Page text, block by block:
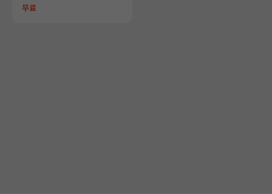
Price
무료